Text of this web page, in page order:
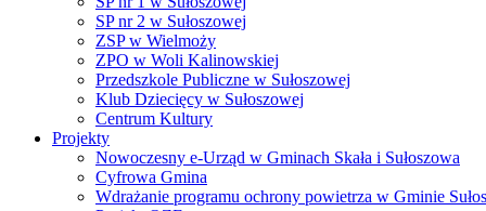
SP nr 2 w Sułoszowej
ZSP w Wielmoży
ZPO w Woli Kalinowskiej
Przedszkole Publiczne w Sułoszowej
Klub Dziecięcy w Sułoszowej
Centrum Kultury
Projekty
Nowoczesny e-Urząd w Gminach Skała i Sułoszowa
Cyfrowa Gmina
Wdrażanie programu ochrony powietrza w Gminie